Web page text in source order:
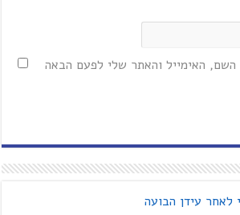
האימייל והאתר שלי לפעם הבאה
לאחר עידן הבועה